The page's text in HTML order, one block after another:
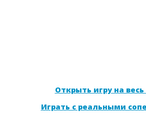
Открыть игру на весь
Играть с реальными